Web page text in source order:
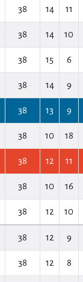
38 14 11
38 14 10
38 15 6
38 14 9
38 13 9
38 10 18
38 12 11
38 10 16
38 12 10
38 12 9
38 12 8